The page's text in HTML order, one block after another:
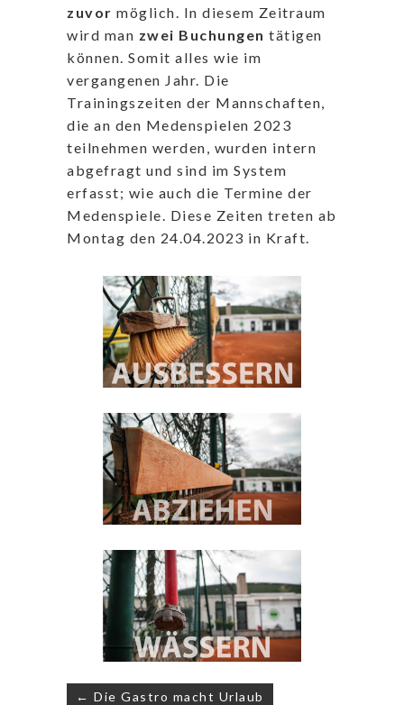
zuvor möglich. In diesem Zeitraum
wird man zwei Buchungen tätigen
können. Somit alles wie im
vergangenen Jahr. Die
Trainingszeiten der Mannschaften,
die an den Medenspielen 2023
teilnehmen werden, wurden intern
abgefragt und sind im System
erfasst; wie auch die Termine der
Medenspiele. Diese Zeiten treten ab
Montag den 24.04.2023 in Kraft.
Beitragsnavigation
← Die Gastro macht Urlaub